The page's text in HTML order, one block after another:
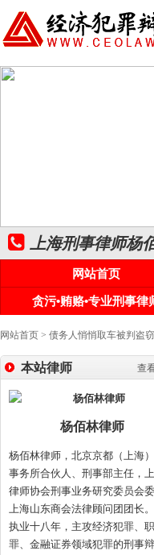
上海刑事律师杨
网站首页
贪污•贿赂•专业刑事律
网站首页 > 债务人悄悄取车被判盗
查
本站律师
杨佰林律师
杨佰林律师，北京京都（上海
事务所合伙人、刑事部主任，
律师协会刑事业务研究委员会委
上海山东商会法律顾问团团长
执业十八年，主攻经济犯罪、
罪、金融证券领域犯罪的刑事辩